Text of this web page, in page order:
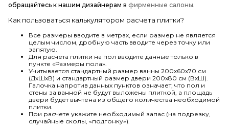
обращайтесь к нашим дизайнерам в фирменные салоны.
Как пользоваться калькулятором расчета плитки?
Все размеры вводите в метрах, если размер не является
целым числом, дробную часть вводите через точку или
запятую.
Для расчета плитки на пол вводите данные только в
пункте «Размеры пола».
Учитывается стандартный размер ванны 200х60х70 см
(ДхШхВ) и стандартный размер двери 200х80 см (ВхШ).
Галочка напротив данных пунктов означает, что пол и
стены за ванной не будут выложены плиткой, а площадь
двери будет вычтена из общего количества необходимой
плитки.
При расчете укажите необходимый запас (на подрезку,
случайные сколы, «подгонку»).